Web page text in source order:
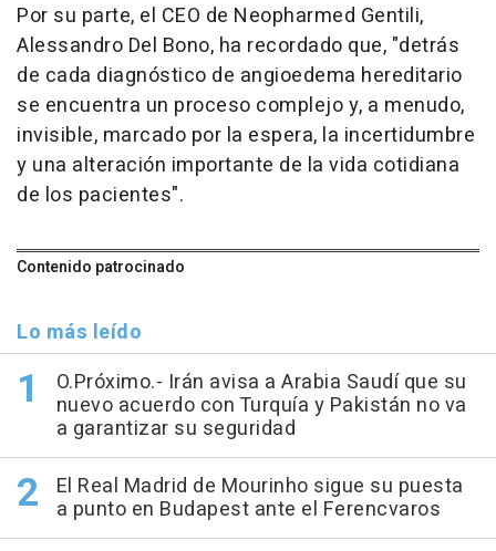
Por su parte, el CEO de Neopharmed Gentili,
Alessandro Del Bono, ha recordado que, "detrás
de cada diagnóstico de angioedema hereditario
se encuentra un proceso complejo y, a menudo,
invisible, marcado por la espera, la incertidumbre
y una alteración importante de la vida cotidiana
de los pacientes".
Contenido patrocinado
Lo más leído
O.Próximo.- Irán avisa a Arabia Saudí que su
nuevo acuerdo con Turquía y Pakistán no va
a garantizar su seguridad
El Real Madrid de Mourinho sigue su puesta
a punto en Budapest ante el Ferencvaros